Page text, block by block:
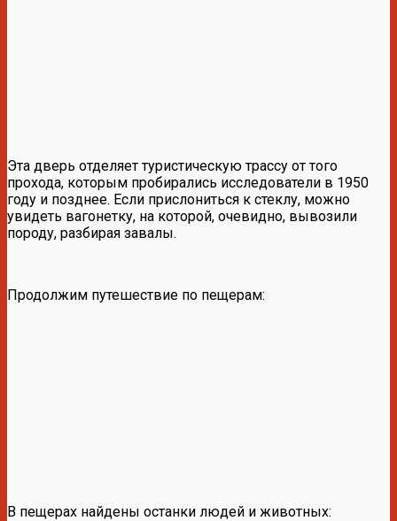
Эта дверь отделяет туристическую трассу от того
прохода, которым пробирались исследователи в 1950
году и позднее. Если прислониться к стеклу, можно
увидеть вагонетку, на которой, очевидно, вывозили
породу, разбирая завалы.
Продолжим путешествие по пещерам:
В пещерах найдены останки людей и животных: